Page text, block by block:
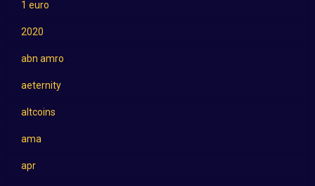
1 euro
2020
abn amro
aeternity
altcoins
ama
apr